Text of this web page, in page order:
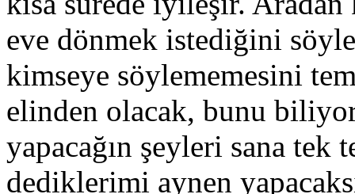
eve dönmek istediğini
kimseye söylememesini
elinden olacak, bunu
yapacağın şeyleri sana tek
dediklerimi aynen